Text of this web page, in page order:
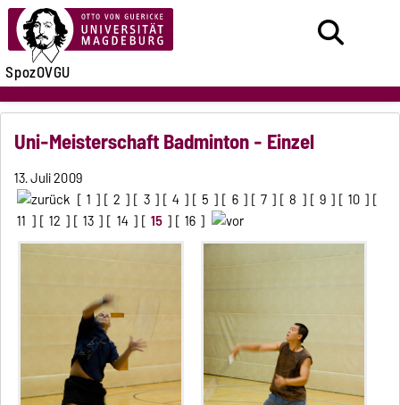
SpozOVGU
Uni-Meisterschaft Badminton - Einzel
13. Juli 2009
[ 1 ] [ 2 ] [ 3 ] [ 4 ] [ 5 ] [ 6 ] [ 7 ] [ 8 ] [ 9 ] [ 10 ] [
11 ] [ 12 ] [ 13 ] [ 14 ] [ 15 ] [ 16 ]